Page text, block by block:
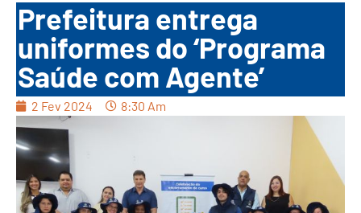
Prefeitura entrega
uniformes do ‘Programa
Saúde com Agente’
2 Fev 2024 8:30 Am